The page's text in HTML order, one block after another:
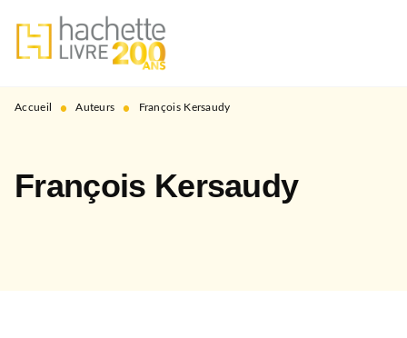
MENU RECHERCHE
PIED DE PAGE
Accueil • Auteurs • François Kersaudy
François Kersaudy